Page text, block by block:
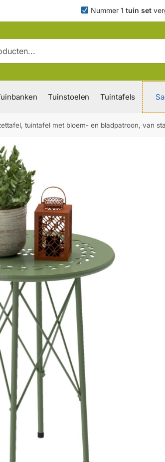
Nummer 1 tuin set
Tuinstoelen Tuintafels
tuintafel met bloem- en bladpatroon, van